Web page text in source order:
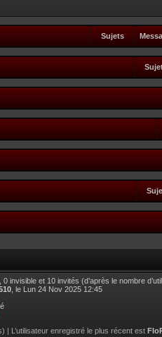
Sujets
invisible et 10 invités (d’après le nombre
, le Lun 24 Nov 2025 12:45
| L’utilisateur enregistré le plus récent est